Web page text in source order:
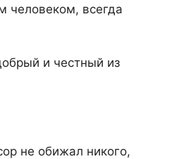
человеком, всегда
и честный из
не обижал никого,